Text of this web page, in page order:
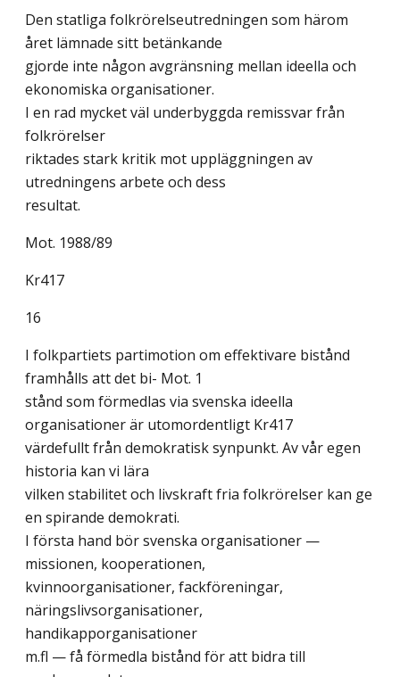
Den statliga folkrörelseutredningen som härom
året lämnade sitt betänkande
gjorde inte någon avgränsning mellan ideella och
ekonomiska organisationer.
I en rad mycket väl underbyggda remissvar från
folkrörelser
riktades stark kritik mot uppläggningen av
utredningens arbete och dess
resultat.
Mot. 1988/89
Kr417
16
I folkpartiets partimotion om effektivare bistånd
framhålls att det bi- Mot. 1
stånd som förmedlas via svenska ideella
organisationer är utomordentligt Kr417
värdefullt från demokratisk synpunkt. Av vår egen
historia kan vi lära
vilken stabilitet och livskraft fria folkrörelser kan ge
en spirande demokrati.
I första hand bör svenska organisationer —
missionen, kooperationen,
kvinnoorganisationer, fackföreningar,
näringslivsorganisationer,
handikapporganisationer
m.fl — få förmedla bistånd för att bidra till